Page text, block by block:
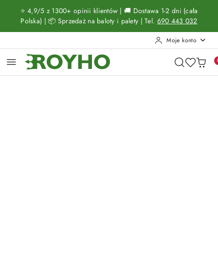
Przejdź do treści głównej
Przejdź do wyszukiwarki
Przejdź do moje konto
Przejdź do menu głównego
Przejdź do opisu produktu
Przejdź do stopki
⭐ 4,9/5 z 1300+ opinii klientów | 🚚 Dostawa 1-2 dni (cała
Polska) | 📦 Sprzedaż na baloty i palety | Tel. 690 443 032
Moje konto